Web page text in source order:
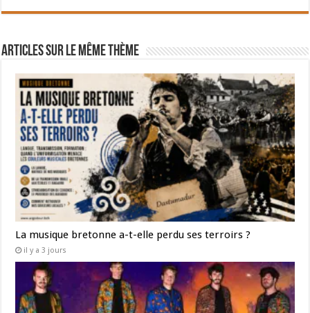
Articles sur le même thème
La musique bretonne a-t-elle perdu ses terroirs ?
il y a 3 jours